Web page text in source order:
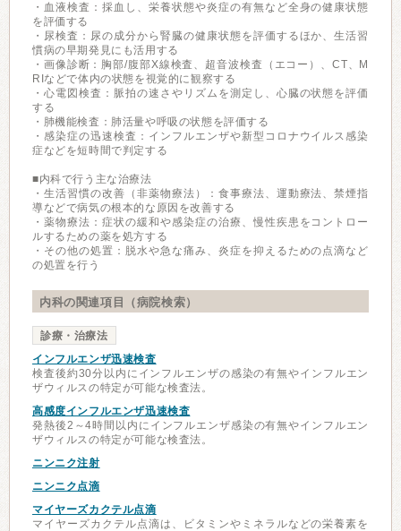
・血液検査：採血し、栄養状態や炎症の有無など全身の健康状態
を評価する
・尿検査：尿の成分から腎臓の健康状態を評価するほか、生活習
慣病の早期発見にも活用する
・画像診断：胸部/腹部X線検査、超音波検査（エコー）、CT、M
RIなどで体内の状態を視覚的に観察する
・心電図検査：脈拍の速さやリズムを測定し、心臓の状態を評価
する
・肺機能検査：肺活量や呼吸の状態を評価する
・感染症の迅速検査：インフルエンザや新型コロナウイルス感染
症などを短時間で判定する
■内科で行う主な治療法
・生活習慣の改善（非薬物療法）：食事療法、運動療法、禁煙指
導などで病気の根本的な原因を改善する
・薬物療法：症状の緩和や感染症の治療、慢性疾患をコントロー
ルするための薬を処方する
・その他の処置：脱水や急な痛み、炎症を抑えるための点滴など
の処置を行う
内科の関連項目（病院検索）
診療・治療法
インフルエンザ迅速検査
検査後約30分以内にインフルエンザの感染の有無やインフルエン
ザウィルスの特定が可能な検査法。
高感度インフルエンザ迅速検査
発熱後2～4時間以内にインフルエンザ感染の有無やインフルエン
ザウィルスの特定が可能な検査法。
ニンニク注射
ニンニク点滴
マイヤーズカクテル点滴
マイヤーズカクテル点滴は、ビタミンやミネラルなどの栄養素を